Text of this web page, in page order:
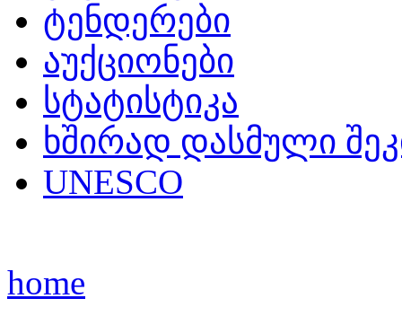
ტენდერები
აუქციონები
სტატისტიკა
ხშირად დასმული
UNESCO
home